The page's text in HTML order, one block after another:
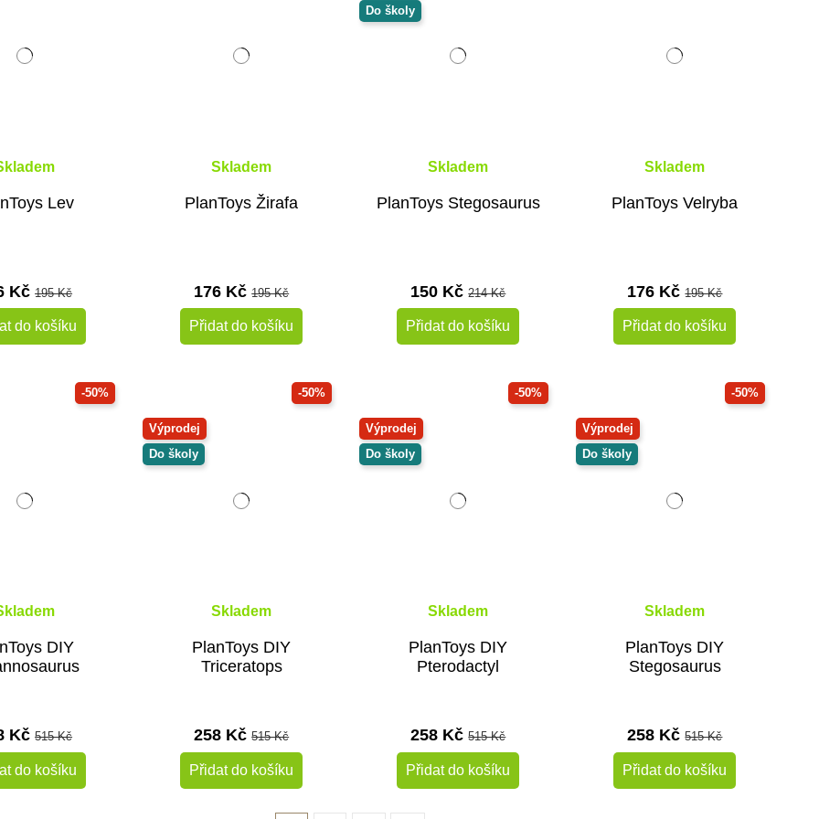
Lev
Kč195 Kč
do košíku
Skladem
PlanToys Žirafa
176 Kč195 Kč
Přidat do košíku
Do školy
Skladem
PlanToys Stegosaurus
150 Kč214 Kč
Přidat do košíku
Skladem
PlanToys Velryba
176 Kč195 Kč
Přidat do košíku
-50%
DIY
Kč515 Kč
do košíku
-50%
Výprodej
Do školy
Skladem
PlanToys DIY
Triceratops
258 Kč515 Kč
Přidat do košíku
-50%
Výprodej
Do školy
Skladem
PlanToys DIY
Pterodactyl
258 Kč515 Kč
Přidat do košíku
-50%
Výprodej
Do školy
Skladem
PlanToys DIY
Stegosaurus
258 Kč515 Kč
Přidat do košíku